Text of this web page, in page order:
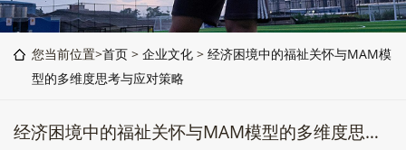
您当前位置>首页 > 企业文化 > 经济困境中的福祉关怀与MAM模
型的多维度思考与应对策略
经济困境中的福祉关怀与MAM模型的多维度思考与应对策略